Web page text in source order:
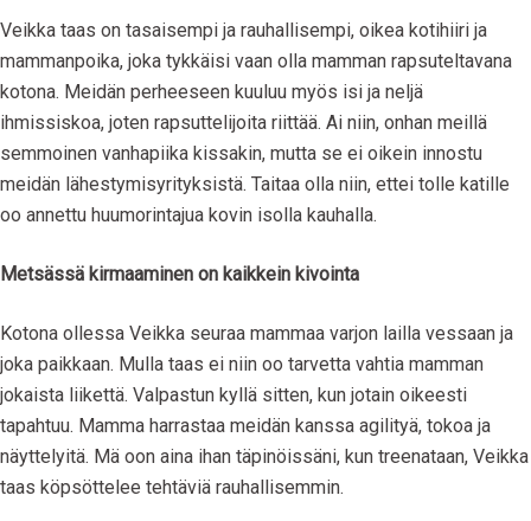
Veikka taas on tasaisempi ja rauhallisempi, oikea kotihiiri ja
mammanpoika, joka tykkäisi vaan olla mamman rapsuteltavana
kotona. Meidän perheeseen kuuluu myös isi ja neljä
ihmissiskoa, joten rapsuttelijoita riittää. Ai niin, onhan meillä
semmoinen vanhapiika kissakin, mutta se ei oikein innostu
meidän lähestymisyrityksistä. Taitaa olla niin, ettei tolle katille
oo annettu huumorintajua kovin isolla kauhalla.
Metsässä kirmaaminen on kaikkein kivointa
Kotona ollessa Veikka seuraa mammaa varjon lailla vessaan ja
joka paikkaan. Mulla taas ei niin oo tarvetta vahtia mamman
jokaista liikettä. Valpastun kyllä sitten, kun jotain oikeesti
tapahtuu. Mamma harrastaa meidän kanssa agilityä, tokoa ja
näyttelyitä. Mä oon aina ihan täpinöissäni, kun treenataan, Veikka
taas köpsöttelee tehtäviä rauhallisemmin.